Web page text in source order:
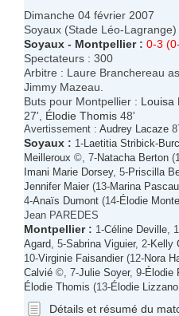
Dimanche 04 février 2007
Soyaux (Stade Léo-Lagrange)
Soyaux - Montpellier: 0-3
Spectateurs : 300
Arbitre : Laure Branchereau
Jimmy Mazeau.
Buts pour Montpellier : Louisa
27', Élodie Thomis 48'
Avertissement : Audrey Lacaze
Soyaux : 1- Laetitia Stribick-
Meilleroux ©, 7-Natacha Berton
Imani Marie Dorsey, 5-Priscilla
Jennifer Maier (13-Marina
4-Anaïs Dumont (14-Élodie
Jean PAREDES
Montpellier: 1-Céline Deville ,
Agard , 5-Sabrina Viguier, 2-Kelly
10-Virginie Faisandier (12-Nora
Calvié ©, 7-Julie Soyer, 9-Élodie
Élodie Thomis (13-Élodie Lizzano
Détails et résumé du